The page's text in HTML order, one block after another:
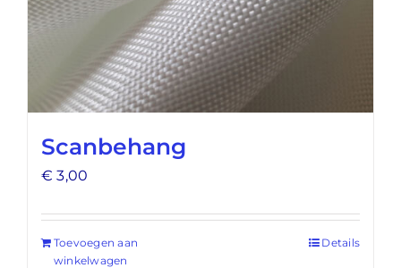
Scanbehang
€ 3,00
Toevoegen aan
winkelwagen
Details